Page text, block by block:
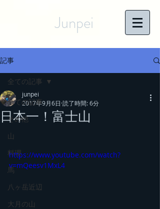
Junpei
記事
全ての記事
その他
山
料理
馬
八ヶ岳近辺
大月の山
全ての記事
日本一！富士山
junpei
2017年9月6日 読了時間: 6分
https://www.youtube.com/watch?
v=mQeesv1MxL4